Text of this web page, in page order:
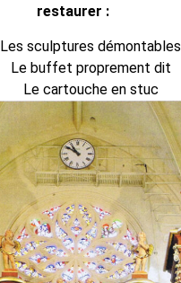
restaurer :
Les sculptures démontables
Le buffet proprement dit
Le cartouche en stuc